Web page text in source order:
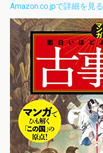
Amazon.co.jpで詳細を見る